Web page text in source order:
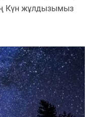
Күн жұлдызымыз